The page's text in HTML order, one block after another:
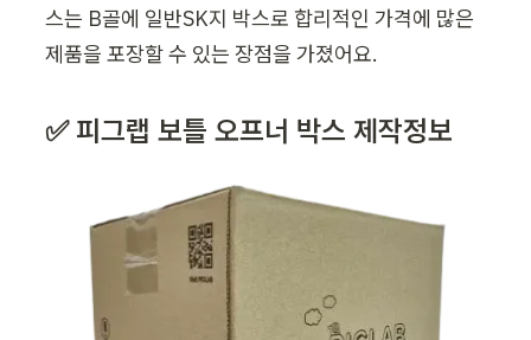
스는 B골에 일반SK지 박스로 합리적인 가격에 많은
제품을 포장할 수 있는 장점을 가졌어요.
✅ 피그랩 보틀 오프너 박스 제작정보